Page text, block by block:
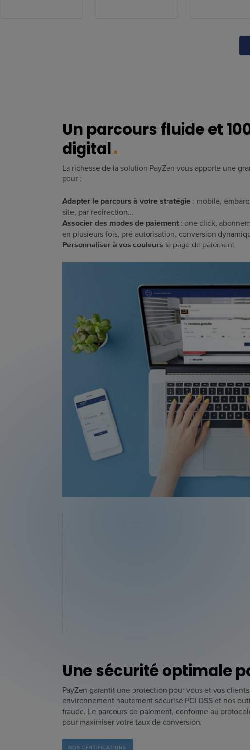
Un parcours fluide et
digital
La richesse de la solution PayZen vous apporte une
pour :
Adapter le parcours à votre stratégie : mobile,
site, par redirection…
Associer des modes de paiement : one click,
en plusieurs fois, pré-autorisation, conversion
Personnaliser à vos couleurs la page de paiement
Une sécurité optimale
PayZen garantit une protection pour vous et vos
environnement hautement sécurisé PCI DSS et nos
fraude. Le parcours de paiement, conforme au
pour maximiser votre taux de conversion.
NOS CERTIFICATIONS